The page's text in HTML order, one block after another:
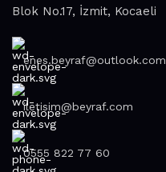
Blok No.17, İzmit, Kocaeli
enes.beyraf@outlook.com
iletisim@beyraf.com
0555 822 77 60